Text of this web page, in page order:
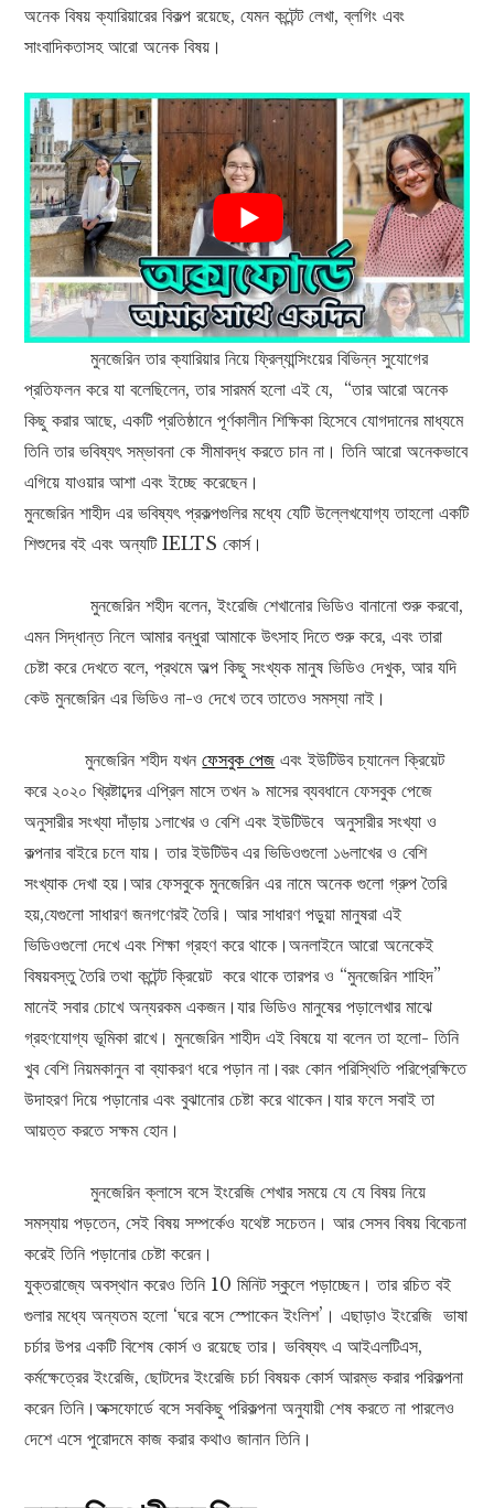
অনেক বিষয় ক্যারিয়ারের বিকল্প রয়েছে, যেমন কন্টেন্ট লেখা, ব্লগিং এবং
সাংবাদিকতাসহ আরো অনেক বিষয়।
মুনজেরিন তার ক্যারিয়ার নিয়ে ফ্রিল্যান্সিংয়ের বিভিন্ন সুযোগের
প্রতিফলন করে যা বলেছিলেন, তার সারমর্ম হলো এই যে, “তার আরো অনেক
কিছু করার আছে, একটি প্রতিষ্ঠানে পূর্ণকালীন শিক্ষিকা হিসেবে যোগদানের মাধ্যমে
তিনি তার ভবিষ্যৎ সম্ভাবনা কে সীমাবদ্ধ করতে চান না। তিনি আরো অনেকভাবে
এগিয়ে যাওয়ার আশা এবং ইচ্ছে করেছেন।
মুনজেরিন শাহীদ এর ভবিষ্যৎ প্রকল্পগুলির মধ্যে যেটি উল্লেখযোগ্য তাহলো একটি
শিশুদের বই এবং অন্যটি IELTS কোর্স।
মুনজেরিন শহীদ বলেন, ইংরেজি শেখানোর ভিডিও বানানো শুরু করবো,
এমন সিদ্ধান্ত নিলে আমার বন্ধুরা আমাকে উৎসাহ দিতে শুরু করে, এবং তারা
চেষ্টা করে দেখতে বলে, প্রথমে অল্প কিছু সংখ্যক মানুষ ভিডিও দেখুক, আর যদি
কেউ মুনজেরিন এর ভিডিও না-ও দেখে তবে তাতেও সমস্যা নাই।
মুনজেরিন শহীদ যখনফেসবুক পেজ এবং ইউটিউব চ্যানেল ক্রিয়েট
করে ২০২০ খ্রিষ্টাব্দের এপ্রিল মাসে তখন ৯ মাসের ব্যবধানে ফেসবুক পেজে
অনুসারীর সংখ্যা দাঁড়ায় ১লাখের ও বেশি এবং ইউটিউবে অনুসারীর সংখ্যা ও
কল্পনার বাইরে চলে যায়। তার ইউটিউব এর ভিডিওগুলো ১৬লাখের ও বেশি
সংখ্যাক দেখা হয়।আর ফেসবুকে মুনজেরিন এর নামে অনেক গুলো গ্রুপ তৈরি
হয়,যেগুলো সাধারণ জনগণেরই তৈরি। আর সাধারণ পড়ুয়া মানুষরা এই
ভিডিওগুলো দেখে এবং শিক্ষা গ্রহণ করে থাকে।অনলাইনে আরো অনেকেই
বিষয়বস্তু তৈরি তথা কন্টেন্ট ক্রিয়েট করে থাকে তারপর ও “মুনজেরিন শাহিদ”
মানেই সবার চোখে অন্যরকম একজন।যার ভিডিও মানুষের পড়ালেখার মাঝে
গ্রহণযোগ্য ভূমিকা রাখে। মুনজেরিন শাহীদ এই বিষয়ে যা বলেন তা হলো- তিনি
খুব বেশি নিয়মকানুন বা ব্যাকরণ ধরে পড়ান না।বরং কোন পরিস্থিতি পরিপ্রেক্ষিতে
উদাহরণ দিয়ে পড়ানোর এবং বুঝানোর চেষ্টা করে থাকেন।যার ফলে সবাই তা
আয়ত্ত করতে সক্ষম হোন।
মুনজেরিন ক্লাসে বসে ইংরেজি শেখার সময়ে যে যে বিষয় নিয়ে
সমস্যায় পড়তেন, সেই বিষয় সম্পর্কেও যথেষ্ট সচেতন। আর সেসব বিষয় বিবেচনা
করেই তিনি পড়ানোর চেষ্টা করেন।
যুক্তরাজ্যে অবস্থান করেও তিনি 10 মিনিট স্কুলে পড়াচ্ছেন। তার রচিত বই
গুলার মধ্যে অন্যতম হলো ‘ঘরে বসে স্পোকেন ইংলিশ’। এছাড়াও ইংরেজি ভাষা
চর্চার উপর একটি বিশেষ কোর্স ও রয়েছে তার। ভবিষ্যৎ এ আইএলটিএস,
কর্মক্ষেত্রের ইংরেজি, ছোটদের ইংরেজি চর্চা বিষয়ক কোর্স আরম্ভ করার পরিকল্পনা
করেন তিনি।অক্সফোর্ডে বসে সবকিছু পরিকল্পনা অনুযায়ী শেষ করতে না পারলেও
দেশে এসে পুরোদমে কাজ করার কথাও জানান তিনি।